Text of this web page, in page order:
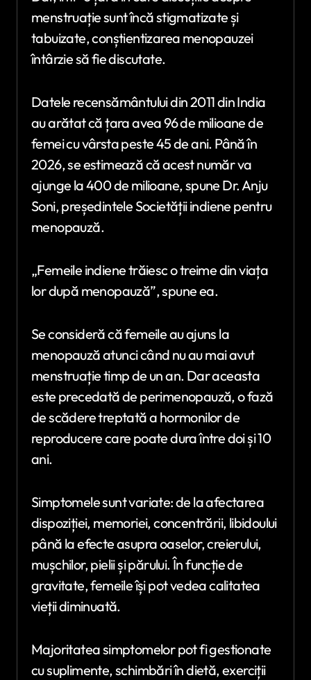
menstruație sunt încă stigmatizate și
tabuizate, conștientizarea menopauzei
întârzie să fie discutate.
Datele recensământului din 2011 din India
au arătat că țara avea 96 de milioane de
femei cu vârsta peste 45 de ani. Până în
2026, se estimează că acest număr va
ajunge la 400 de milioane, spune Dr. Anju
Soni, președintele Societății indiene pentru
menopauză.
„Femeile indiene trăiesc o treime din viața
lor după menopauză”, spune ea.
Se consideră că femeile au ajuns la
menopauză atunci când nu au mai avut
menstruație timp de un an. Dar aceasta
este precedată de perimenopauză, o fază
de scădere treptată a hormonilor de
reproducere care poate dura între doi și 10
ani.
Simptomele sunt variate: de la afectarea
dispoziției, memoriei, concentrării, libidoului
până la efecte asupra oaselor, creierului,
mușchilor, pielii și părului. În funcție de
gravitate, femeile își pot vedea calitatea
vieții diminuată.
Majoritatea simptomelor pot fi gestionate
cu suplimente, schimbări în dietă, exerciții